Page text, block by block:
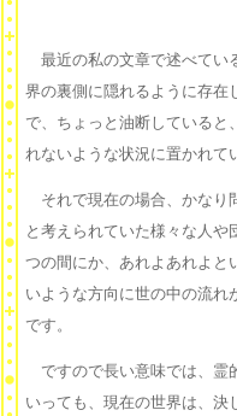
最近の私の文章で述べてい
界の裏側に隠れるように存在
で、ちょっと油断していると
れないような状況に置かれて
それで現在の場合、かなり
と考えられていた様々な人
つの間にか、あれよあれよと
いような方向に世の中の流れ
です。
ですので長い意味では、霊
いっても、現在の世界は、決